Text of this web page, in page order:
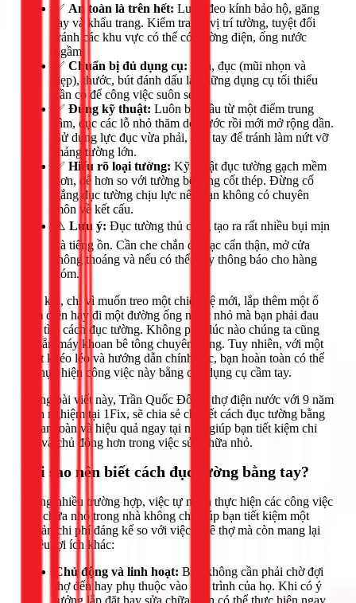
✅ An toàn là trên hết: Luôn đeo kính bảo hộ, găng
tay và khẩu trang. Kiểm tra kỹ vị trí tường, tuyệt đối
tránh các khu vực có thể có đường điện, ống nước
ngầm.
✅ Chuẩn bị đủ dụng cụ: Búa, đục (mũi nhọn và
dẹp), thước, bút đánh dấu là những dụng cụ tối thiểu
cần có để công việc suôn sẻ.
✅ Đúng kỹ thuật: Luôn bắt đầu từ một điểm trung
tâm, đục các lỗ nhỏ thăm dò trước rồi mới mở rộng dần.
Sử dụng lực đục vừa phải, đều tay để tránh làm nứt vỡ
mảng tường lớn.
✅ Hiểu rõ loại tường: Kỹ thuật đục tường gạch mềm
hơn, dễ hơn so với tường bê tông cốt thép. Đừng cố
gắng đục tường chịu lực nếu bạn không có chuyên
môn về kết cấu.
⚠️ Lưu ý: Đục tường thủ công tạo ra rất nhiều bụi mịn
và tiếng ồn. Cần che chắn đồ đạc cẩn thận, mở cửa
thông thoáng và nếu có thể, hãy thông báo cho hàng
xóm.
Đôi khi, chỉ vì muốn treo một chiếc kệ mới, lắp thêm một ổ
cắm điện hay đi một đường ống nước nhỏ mà bạn phải đau
đầu tìm cách đục tường. Không phải lúc nào chúng ta cũng
có sẵn máy khoan bê tông chuyên dụng. Tuy nhiên, với một
chút khéo léo và hướng dẫn chính xác, bạn hoàn toàn có thể
tự thực hiện công việc này bằng các dụng cụ cầm tay.
Trong bài viết này, Trần Quốc Đông, thợ điện nước với 9 năm
kinh nghiệm tại 1Fix, sẽ chia sẻ chi tiết cách đục tường bằng
tay an toàn và hiệu quả ngay tại nhà, giúp bạn tiết kiệm chi
phí và chủ động hơn trong việc sửa chữa nhỏ.
Tại sao nên biết cách đục tường bằng tay?
Trong nhiều trường hợp, việc tự mình thực hiện các công việc
sửa chữa nhỏ trong nhà không chỉ giúp bạn tiết kiệm một
khoản chi phí đáng kể so với việc thuê thợ mà còn mang lại
nhiều lợi ích khác:
Chủ động và linh hoạt: Bạn không cần phải chờ đợi
thợ đến hay phụ thuộc vào lịch trình của họ. Khi có ý
tưởng lắp đặt hay sửa chữa, bạn có thể thực hiện ngay